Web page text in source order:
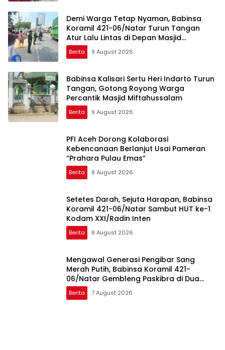
Demi Warga Tetap Nyaman, Babinsa
Koramil 421-06/Natar Turun Tangan
Atur Lalu Lintas di Depan Masjid
Baiturrohim
Berita 9 August 2026
Babinsa Kalisari Sertu Heri Indarto Turun
Tangan, Gotong Royong Warga
Percantik Masjid Miftahussalam
Berita 9 August 2026
PFI Aceh Dorong Kolaborasi
Kebencanaan Berlanjut Usai Pameran
“Prahara Pulau Emas”
Berita 8 August 2026
Setetes Darah, Sejuta Harapan, Babinsa
Koramil 421-06/Natar Sambut HUT ke-1
Kodam XXI/Radin Inten
Berita 8 August 2026
Mengawal Generasi Pengibar Sang
Merah Putih, Babinsa Koramil 421-
06/Natar Gembleng Paskibra di Dua
Kecamatan Jelang HUT RI ke-81
Berita 7 August 2026